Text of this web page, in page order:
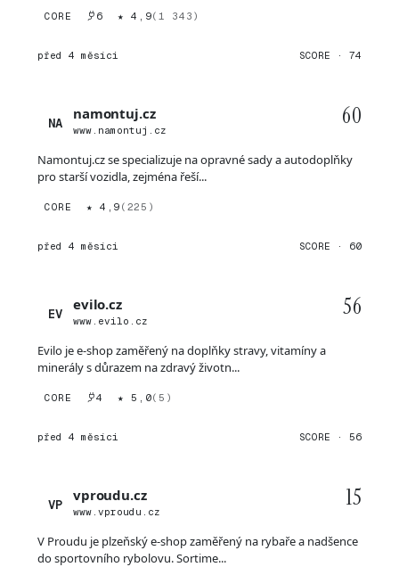
CORE 6 ★ 4,9(1 343)
před 4 měsíci SCORE · 74
NA
namontuj.cz
www.namontuj.cz
60
Namontuj.cz se specializuje na opravné sady a autodoplňky
pro starší vozidla, zejména řeší...
CORE ★ 4,9 (225)
před 4 měsíci SCORE · 60
EV
evilo.cz
www.evilo.cz
56
Evilo je e-shop zaměřený na doplňky stravy, vitamíny a
minerály s důrazem na zdravý životn...
CORE 4 ★ 5,0(5)
před 4 měsíci SCORE · 56
VP
vproudu.cz
www.vproudu.cz
15
V Proudu je plzeňský e-shop zaměřený na rybaře a nadšence
do sportovního rybolovu. Sortime...